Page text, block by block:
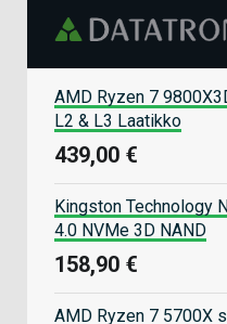
AMD Ryzen 7
L2 & L3 Laatikko
439,00 €
Kingston Technology
4.0 NVMe 3D NAND
158,90 €
AMD Ryzen 7 5700X